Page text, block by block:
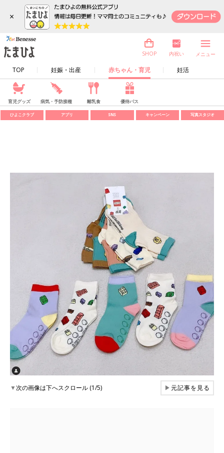
×
TOP 妊娠・出産 赤ちゃん・育児 妊活
SHOP 内祝い メニュー
育児グッズ 病気・予防接種 離乳食 優待パス
ひよこクラブ アプリ SNS キャンペーン 写真スタジオ
▼次の画像は下へスクロール (1/5) ▶元記事を見る